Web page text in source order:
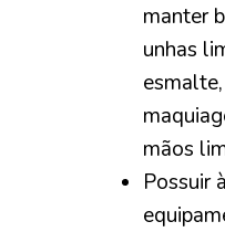
manter
unhas
mãos
Possuir